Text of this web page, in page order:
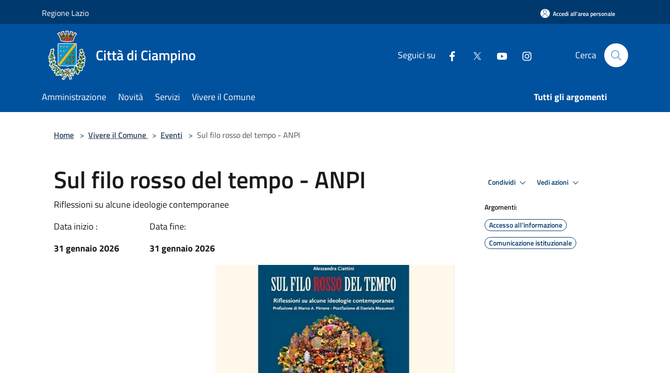
Regione Lazio Accedi all'area personale
Città di Ciampino Seguici su Cerca
Amministrazione Novità Servizi Vivere il Comune Tutti gli argomenti
Home > Vivere il Comune > Eventi > Sul filo rosso del tempo - ANPI
Sul filo rosso del tempo - ANPI
Riflessioni su alcune ideologie contemporanee
Data inizio :
31 gennaio 2026
Data fine:
31 gennaio 2026
Condividi Vedi azioni
Argomenti:
Accesso all'informazione
Comunicazione istituzionale